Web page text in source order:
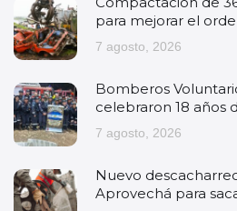
para mejorar el
7 agosto, 2026
Bomberos
celebraron 18 años
7 agosto, 2026
Nuevo
Aprovechá para